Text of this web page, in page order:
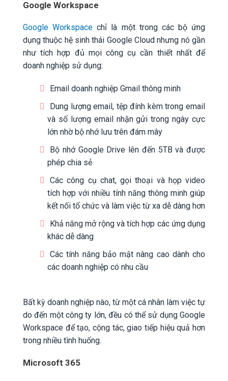
Google Workspace
Google Workspace chỉ là một trong các bộ ứng
dụng thuộc hệ sinh thái Google Cloud nhưng nó gần
như tích hợp đủ mọi công cụ cần thiết nhất để
doanh nghiệp sử dụng:
Email doanh nghiệp Gmail thông minh
Dung lượng email, tệp đính kèm trong email
và số lượng email nhận gửi trong ngày cực
lớn nhờ bộ nhớ lưu trên đám mây
Bộ nhớ Google Drive lên đến 5TB và được
phép chia sẻ
Các công cụ chat, gọi thoại và họp video
tích hợp với nhiều tính năng thông minh giúp
kết nối tổ chức và làm việc từ xa dễ dàng hơn
Khả năng mở rộng và tích hợp các ứng dụng
khác dễ dàng
Các tính năng bảo mật nâng cao dành cho
các doanh nghiệp có nhu cầu
Bất kỳ doanh nghiệp nào, từ một cá nhân làm việc tự
do đến một công ty lớn, đều có thể sử dụng Google
Workspace để tạo, cộng tác, giao tiếp hiệu quả hơn
trong nhiều tình huống.
Microsoft 365